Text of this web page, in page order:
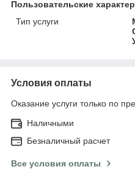
Пользовательские
Тип услуги
Условия оплаты
Оказание услуги только по
Наличными
Безналичный расчет
Все условия оплаты